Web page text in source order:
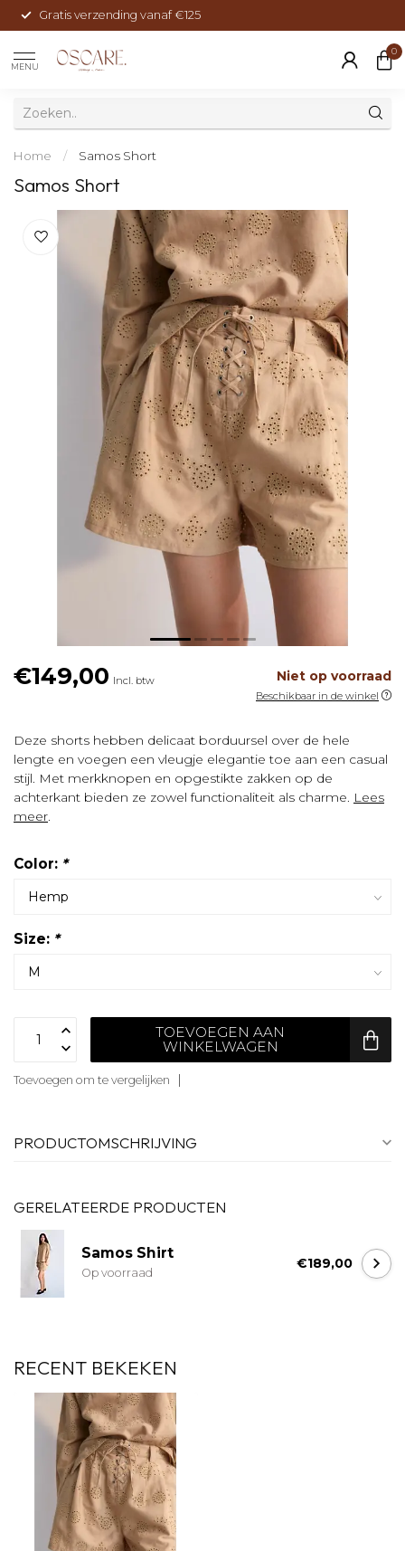
Gratis verzending vanaf €125
MENU
0
Home / Samos Short
Samos Short
€149,00 Incl. btw Niet op voorraad
Beschikbaar in de winkel
Deze shorts hebben delicaat borduursel over de hele
lengte en voegen een vleugje elegantie toe aan een casual
stijl. Met merkknopen en opgestikte zakken op de
achterkant bieden ze zowel functionaliteit als charme. Lees
meer.
Color: *
Size: *
TOEVOEGEN AAN
WINKELWAGEN
Toevoegen om te vergelijken
PRODUCTOMSCHRIJVING
GERELATEERDE PRODUCTEN
Samos Shirt
Op voorraad
€189,00
RECENT BEKEKEN